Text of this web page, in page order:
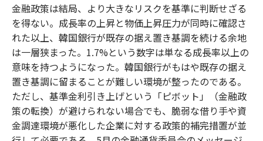
金融政策は結局、より大きなリスクを基準に判断せざる
を得ない。成長率の上昇と物価上昇圧力が同時に確認さ
れた以上、韓国銀行が既存の据え置き基調を続ける余地
は一層狭まった。1.7%という数字は単なる成長率以上の
意味を持つようになった。韓国銀行がもはや既存の据え
置き基調に留まることが難しい環境が整ったのである。
ただし、基準金利引き上げという「ピボット」（金融政
策の転換）が避けられない場合でも、脆弱な借り手や資
金調達環境が悪化した企業に対する政策的補完措置が並